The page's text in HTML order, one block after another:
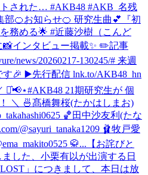
された… #AKB48 #AKB_名残
部🍊お知らせ🍊 研究生曲💕『初
務める🌟 #近藤沙樹（こんど
📸インタビュー掲載✨ ✏️記事
news/20260217-130245/# 来週
🎉 ▶️先行配信 lnk.to/AKB48_hn
⋆͛📢⋆#AKB48 21期研究生が 個
＼ 🍜髙橋舞桜(たかはしまお)
🏀田中沙友利(たな
@sayuri_tanaka1209 🩰牧戸愛
🥋... 【お詫びと
した、小栗有以が出演する日
」につきまして、本日は放